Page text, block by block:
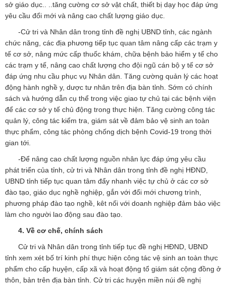
sở giáo dục.. ..tăng cường cơ sở vật chất, thiết bị dạy học đáp ứng
yêu cầu đổi mới và nâng cao chất lượng giáo dục.
-Cử tri và Nhân dân trong tỉnh đề nghị UBND tỉnh, các ngành
chức năng, các địa phương tiếp tục quan tâm nâng cấp các trạm y
tế cơ sở, nâng mức cấp thuốc khám, chữa bệnh bảo hiểm y tế cho
các trạm y tế, nâng cao chất lượng cho đội ngũ cán bộ y tế cơ sở
đáp ứng nhu cầu phục vụ Nhân dân. Tăng cường quản lý các hoạt
động hành nghề y, dược tư nhân trên địa bàn tỉnh. Sớm có chính
sách và hướng dẫn cụ thể trong việc giao tự chủ tại các bệnh viện
để các cơ sở y tế chủ động trong thực hiện. Tăng cường công tác
quản lý, công tác kiểm tra, giám sát về đảm bảo vệ sinh an toàn
thực phẩm, công tác phòng chống dịch bệnh Covid-19 trong thời
gian tới.
-Để nâng cao chất lượng nguồn nhân lực đáp ứng yêu cầu
phát triển của tỉnh, cử tri và Nhân dân trong tỉnh đề nghị HĐND,
UBND tỉnh tiếp tục quan tâm đẩy nhanh việc tự chủ ở các cơ sở
đào tạo, giáo dục nghề nghiệp, gắn với đổi mới chương trình,
phương pháp đào tạo nghề, kêt nối với doanh nghiệp đảm bảo việc
làm cho người lao động sau đào tạo.
4. Về cơ chế, chính sách
Cử tri và Nhân dân trong tỉnh tiếp tục đề nghị HĐND, UBND
tỉnh xem xét bố trí kinh phí thực hiện công tác vệ sinh an toàn thực
phẩm cho cấp huyện, cấp xã và hoạt động tổ giám sát cộng đồng ở
thôn, bản trên địa bàn tỉnh. Cử tri các huyện miền núi đề nghị